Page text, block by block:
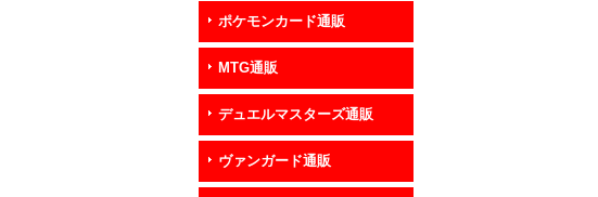
ポケモンカード通販
MTG通販
デュエルマスターズ通販
ヴァンガード通販